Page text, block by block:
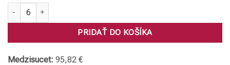
množstvo Rúra obdĺžniková, 1.4301 060 x 40 x 2
PRIDAŤ DO KOŠÍKA
Medzisucet: 95,82 €